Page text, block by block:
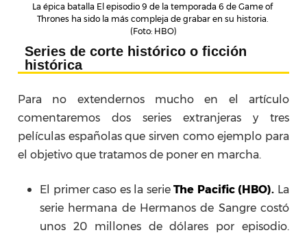
La épica batalla El episodio 9 de la temporada 6 de Game of
Thrones ha sido la más compleja de grabar en su historia.
(Foto: HBO)
Series de corte histórico o ficción
histórica
Para no extendernos mucho en el artículo
comentaremos dos series extranjeras y tres
películas españolas que sirven como ejemplo para
el objetivo que tratamos de poner en marcha.
El primer caso es la serieThe Pacific (HBO). La
serie hermana de Hermanos de Sangre costó
unos 20 millones de dólares por episodio.